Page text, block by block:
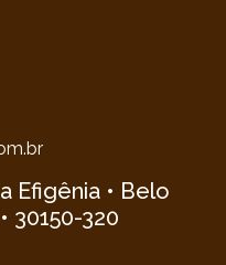
Efigênia • Belo
30150-320